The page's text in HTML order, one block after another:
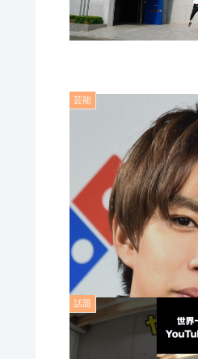
芸能
話題